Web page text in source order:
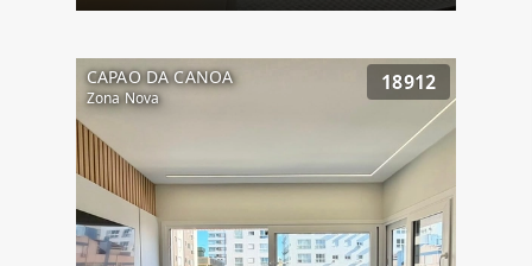
CAPAO DA CANOA
Zona Nova
18912